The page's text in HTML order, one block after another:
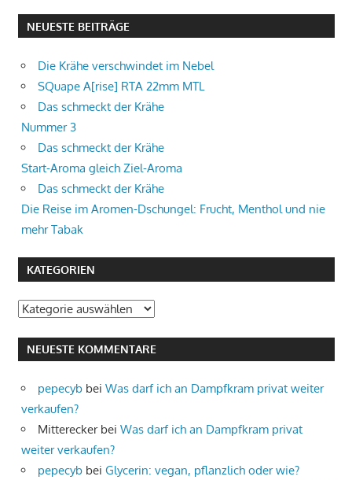
NEUESTE BEITRÄGE
Die Krähe verschwindet im Nebel
SQuape A[rise] RTA 22mm MTL
Das schmeckt der Krähe
Nummer 3
Das schmeckt der Krähe
Start-Aroma gleich Ziel-Aroma
Das schmeckt der Krähe
Die Reise im Aromen-Dschungel: Frucht, Menthol und nie
mehr Tabak
KATEGORIEN
Kategorien
NEUESTE KOMMENTARE
pepecyb bei Was darf ich an Dampfkram privat weiter
verkaufen?
Mittereckerbei Was darf ich an Dampfkram privat
weiter verkaufen?
pepecyb bei Glycerin: vegan, pflanzlich oder wie?